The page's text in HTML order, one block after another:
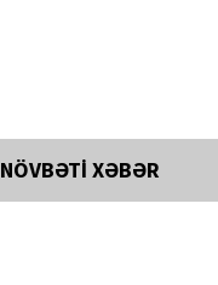
NÖVBƏTİ XƏBƏR